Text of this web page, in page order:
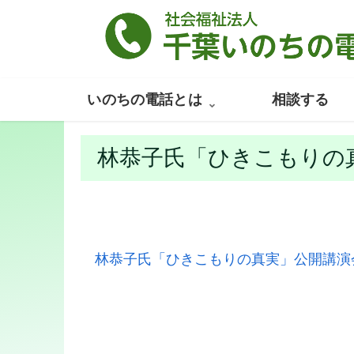
いのちの電話とは 相談する
林恭子氏「ひきこもりの
林恭子氏「ひきこもりの真実」公開講